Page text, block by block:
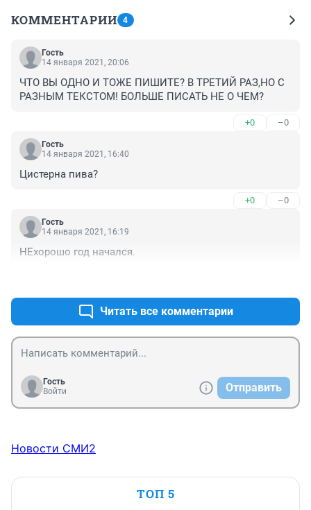
КОММЕНТАРИИ 4
Гость
14 января 2021, 20:06
ЧТО ВЫ ОДНО И ТОЖЕ ПИШИТЕ? В ТРЕТИЙ РАЗ,НО С
РАЗНЫМ ТЕКСТОМ! БОЛЬШЕ ПИСАТЬ НЕ О ЧЕМ?
+0 –0
Гость
14 января 2021, 16:40
Цистерна пива?
+0 –0
Гость
14 января 2021, 16:19
НЕхорошо год начался.
Читать все комментарии
Гость
Войти
Отправить
Новости СМИ2
ТОП 5